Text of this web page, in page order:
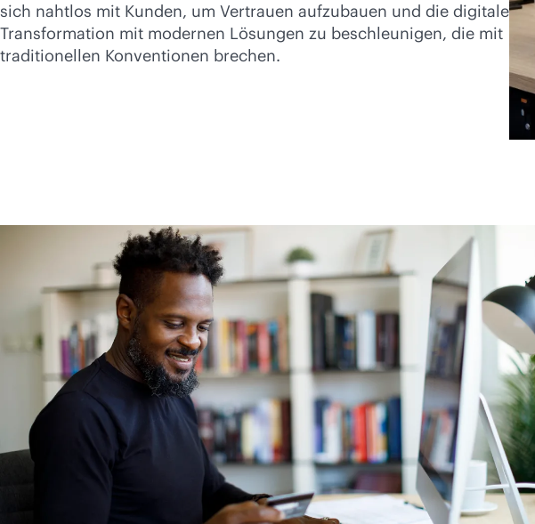
sich nahtlos mit Kunden, um Vertrauen aufzubauen und die digitale
Transformation mit modernen Lösungen zu beschleunigen, die mit
traditionellen Konventionen brechen.